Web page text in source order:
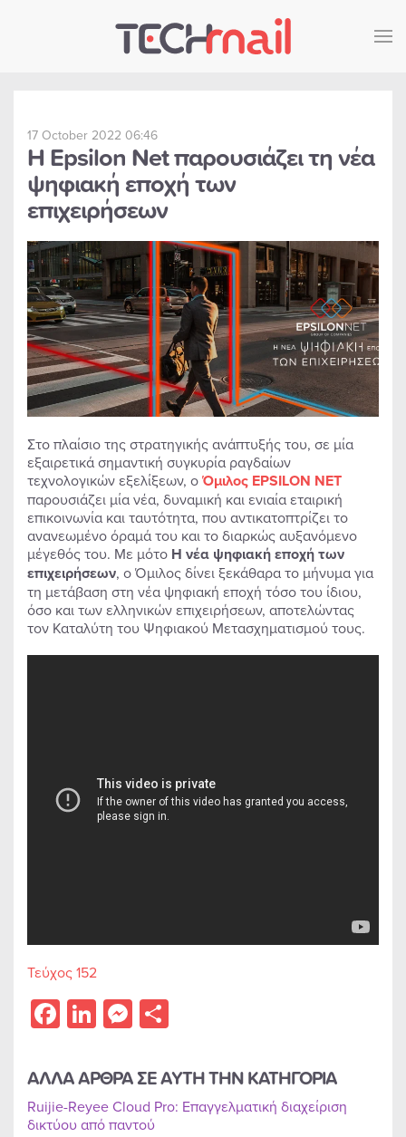
Skip to main content
17 October 2022 06:46
Η Epsilon Net παρουσιάζει τη νέα
ψηφιακή εποχή των
επιχειρήσεων
Στο πλαίσιο της στρατηγικής ανάπτυξής του, σε μία
εξαιρετικά σημαντική συγκυρία ραγδαίων
τεχνολογικών εξελίξεων, oΌμιλος EPSILON NET
παρουσιάζει μία νέα, δυναμική και ενιαία εταιρική
επικοινωνία και ταυτότητα, που αντικατοπτρίζει το
ανανεωμένο όραμά του και το διαρκώς αυξανόμενο
μέγεθός του. Με μότο Η νέα ψηφιακή εποχή των
επιχειρήσεων, ο Όμιλος δίνει ξεκάθαρα το μήνυμα για
τη μετάβαση στη νέα ψηφιακή εποχή τόσο του ίδιου,
όσο και των ελληνικών επιχειρήσεων, αποτελώντας
τον Καταλύτη του Ψηφιακού Μετασχηματισμού τους.
Τεύχος 152
Facebook
LinkedIn
Messenger
ΑΛΛΑ ΑΡΘΡΑ ΣΕ ΑΥΤΗ ΤΗΝ ΚΑΤΗΓΟΡΙΑ
Ruijie-Reyee Cloud Pro: Επαγγελματική διαχείριση
δικτύου από παντού